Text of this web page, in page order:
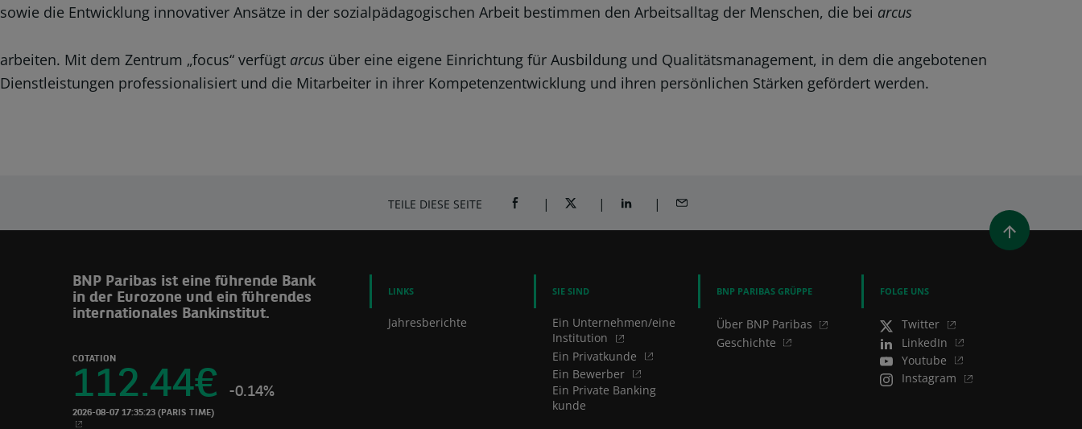
sowie die Entwicklung innovativer Ansätze in der sozialpädagogischen Arbeit bestimmen den Arbeitsalltag der Menschen, die bei arcus
arbeiten. Mit dem Zentrum „focus“ verfügt arcus über eine eigene Einrichtung für Ausbildung und Qualitätsmanagement, in dem die angebotenen
Dienstleistungen professionalisiert und die Mitarbeiter in ihrer Kompetenzentwicklung und ihren persönlichen Stärken gefördert werden.
TEILE DIESE SEITE AUF FACEBOOK TEILEN (ÖFFNET EIN NEUES FENSTER)
AUF TWITTER TEILEN (ÖFFNET EIN NEUES FENSTER)
AUF LINKEDIN TEILEN (ÖFFNET EIN NEUES FENSTER)
PER E-MAIL TEILEN
BNP Paribas ist eine führende Bank
in der Eurozone und ein führendes
internationales Bankinstitut.
COTATION
112.44€ -0.14%
2026-08-07 17:35:23 (PARIS TIME)
NEUES FENSTER
LINKS
Jahresberichte
SIE SIND
Ein Unternehmen/eine
Institution
Ein Privatkunde
Ein Bewerber
Ein Private Banking
kunde
BNP PARIBAS GRÜPPE
Über BNP Paribas
Geschichte
FOLGE UNS
Twitter
LinkedIn
Youtube
Instagram